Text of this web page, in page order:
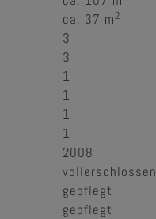
ca. 37 m2
3
3
1
1
1
1
2008
vollerschlossen
gepflegt
gepflegt